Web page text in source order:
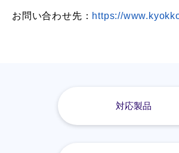
お問い合わせ先： https://
対応製品